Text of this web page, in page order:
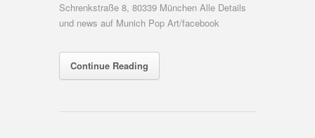
Schrenkstraße 8, 80339 München Alle Details
und news auf Munich Pop Art/facebook
Continue Reading